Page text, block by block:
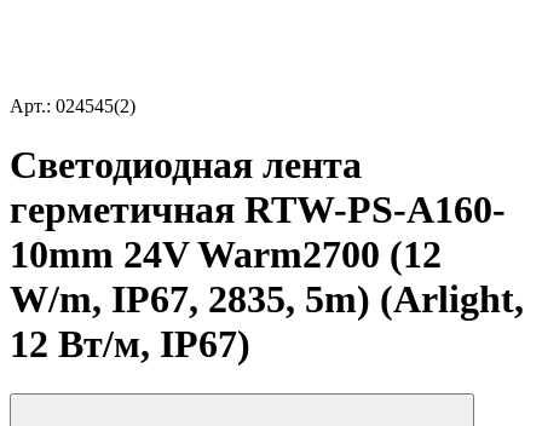
Арт.: 024545(2)
Светодиодная лента
герметичная RTW-PS-A160-
10mm 24V Warm2700 (12
W/m, IP67, 2835, 5m) (Arlight,
12 Вт/м, IP67)